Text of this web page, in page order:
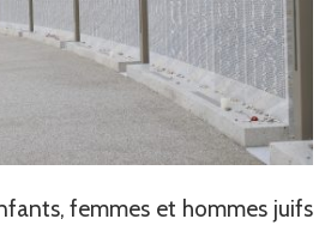
femmes et hommes juifs